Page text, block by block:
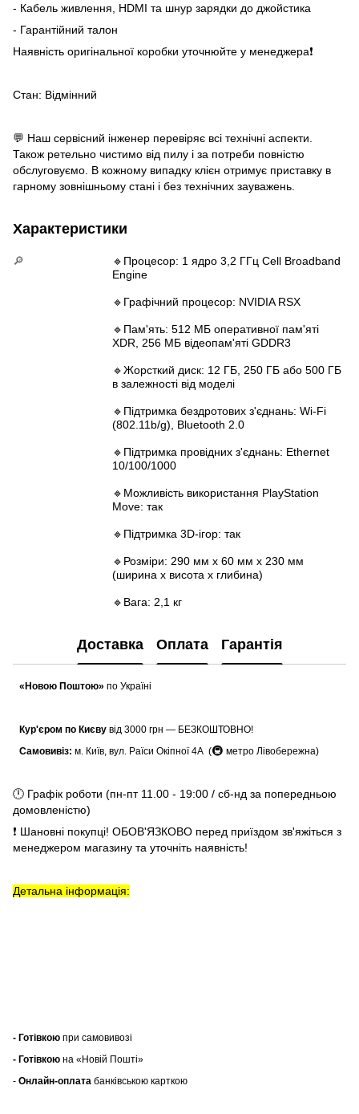
- Кабель живлення, HDMI та шнур зарядки до джойстика
- Гарантійний талон
Наявність оригінальної коробки уточнюйте у менеджера❗
Стан: Відмінний
💬 Наш сервісний інженер перевіряє всі технічні аспекти.
Також ретельно чистимо від пилу і за потреби повністю
обслуговуємо. В кожному випадку клієн отримує приставку в
гарному зовнішньому стані і без технічних зауважень.
Характеристики
🔎
🔹Процесор: 1 ядро 3,2 ГГц Cell Broadband
Engine
🔹Графічний процесор: NVIDIA RSX
🔹Пам'ять: 512 МБ оперативної пам'яті
XDR, 256 МБ відеопам'яті GDDR3
🔹Жорсткий диск: 12 ГБ, 250 ГБ або 500 ГБ
в залежності від моделі
🔹Підтримка бездротових з'єднань: Wi-Fi
(802.11b/g), Bluetooth 2.0
🔹Підтримка провідних з'єднань: Ethernet
10/100/1000
🔹Можливість використання PlayStation
Move: так
🔹Підтримка 3D-ігор: так
🔹Розміри: 290 мм х 60 мм х 230 мм
(ширина x висота x глибина)
🔹Вага: 2,1 кг
Доставка Оплата Гарантія
«Новою Поштою» по Україні
Кур'єром по Києву від 3000 грн — БЕЗКОШТОВНО!
Самовивіз: м. Київ, вул. Раїси Окіпної 4А (🚇 метро Лівобережна)
🕛 Графік роботи (пн-пт 11.00 - 19:00 / сб-нд за попередньою
домовленістю)
❗ Шановні покупці! ОБОВ'ЯЗКОВО перед приїздом зв'яжіться з
менеджером магазину та уточніть наявність!
Детальна інформація:
- Готівкою при самовивозі
- Готівкою на «Новій Пошті»
- Онлайн-оплата банківською карткою